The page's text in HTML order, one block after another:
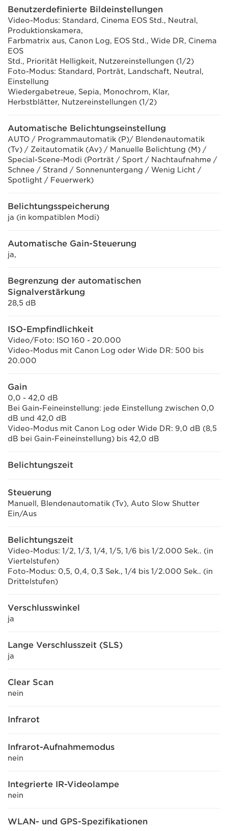
Benutzerdefinierte Bildeinstellungen
Video-Modus: Standard, Cinema EOS Std., Neutral,
Produktionskamera,
Farbmatrix aus, Canon Log, EOS Std., Wide DR, Cinema
EOS
Std., Priorität Helligkeit, Nutzereinstellungen (1/2)
Foto-Modus: Standard, Porträt, Landschaft, Neutral,
Einstellung
Wiedergabetreue, Sepia, Monochrom, Klar,
Herbstblätter, Nutzereinstellungen (1/2)
Automatische Belichtungseinstellung
AUTO / Programmautomatik (P)/ Blendenautomatik
(Tv) / Zeitautomatik (Av) / Manuelle Belichtung (M) /
Special-Scene-Modi (Porträt / Sport / Nachtaufnahme /
Schnee / Strand / Sonnenuntergang / Wenig Licht /
Spotlight / Feuerwerk)
Belichtungsspeicherung
ja (in kompatiblen Modi)
Automatische Gain-Steuerung
ja,
Begrenzung der automatischen
Signalverstärkung
28,5 dB
ISO-Empfindlichkeit
Video/Foto: ISO 160 - 20.000
Video-Modus mit Canon Log oder Wide DR: 500 bis
20.000
Gain
0,0 - 42,0 dB
Bei Gain-Feineinstellung: jede Einstellung zwischen 0,0
dB und 42,0 dB
Video-Modus mit Canon Log oder Wide DR: 9,0 dB (8,5
dB bei Gain-Feineinstellung) bis 42,0 dB
Belichtungszeit
Steuerung
Manuell, Blendenautomatik (Tv), Auto Slow Shutter
Ein/Aus
Belichtungszeit
Video-Modus: 1/2, 1/3, 1/4, 1/5, 1/6 bis 1/2.000 Sek.. (in
Viertelstufen)
Foto-Modus: 0,5, 0,4, 0,3 Sek., 1/4 bis 1/2.000 Sek.. (in
Drittelstufen)
Verschlusswinkel
ja
Lange Verschlusszeit (SLS)
ja
Clear Scan
nein
Infrarot
Infrarot-Aufnahmemodus
nein
Integrierte IR-Videolampe
nein
WLAN- und GPS-Spezifikationen